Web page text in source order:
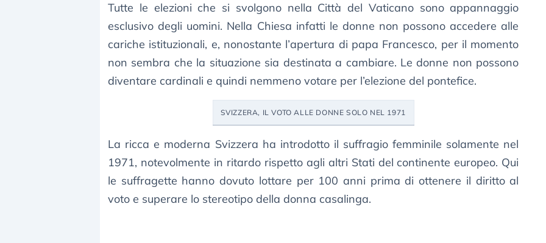
Tutte le elezioni che si svolgono nella Città del Vaticano sono appannaggio
esclusivo degli uomini. Nella Chiesa infatti le donne non possono accedere alle
cariche istituzionali, e, nonostante l’apertura di papa Francesco, per il momento
non sembra che la situazione sia destinata a cambiare. Le donne non possono
diventare cardinali e quindi nemmeno votare per l’elezione del pontefice.
SVIZZERA, IL VOTO ALLE DONNE SOLO NEL 1971
La ricca e moderna Svizzera ha introdotto il suffragio femminile solamente nel
1971, notevolmente in ritardo rispetto agli altri Stati del continente europeo. Qui
le suffragette hanno dovuto lottare per 100 anni prima di ottenere il diritto al
voto e superare lo stereotipo della donna casalinga.